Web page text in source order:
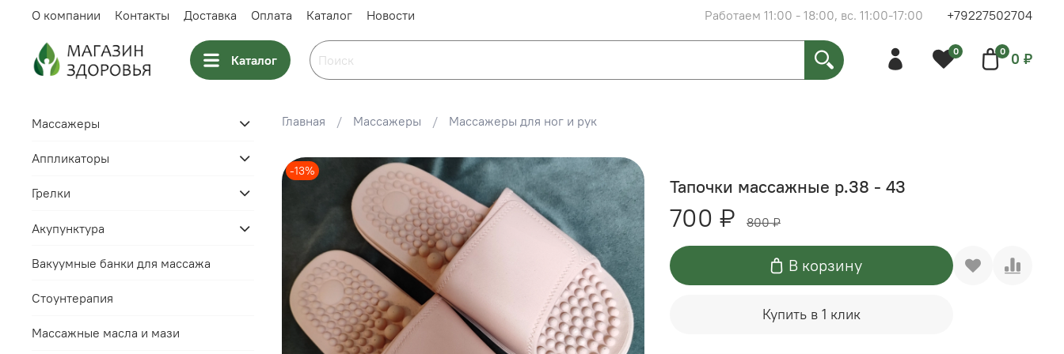
О компании Контакты Доставка Оплата Каталог Новости Работаем 11:00 - 18:00, вс. 11:00-17:00 +79227502704
Каталог
0 0 0 ₽
Главная Массажеры Массажеры для ног и рук
-13%
Тапочки массажные р.38 - 43
700 ₽ 800 ₽
В корзину
Купить в 1 клик
Массажеры
Аппликаторы
Грелки
Акупунктура
Вакуумные банки для массажа
Стоунтерапия
Массажные масла и мази